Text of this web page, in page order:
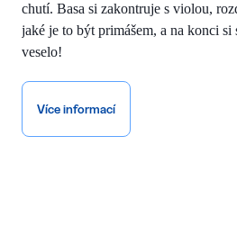
chutí. Basa si zakontruje s violou,
jaké je to být primášem, a na konci si
veselo!
Více informací